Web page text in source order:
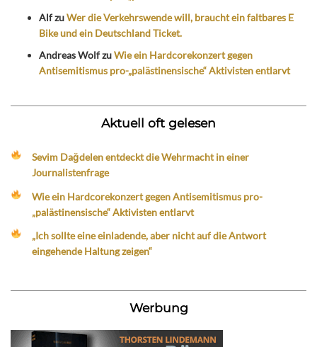
AlfzuWer die Verkehrswende will, braucht ein faltbares E
Bike und ein Deutschland Ticket.
Andreas WolfzuWie ein Hardcorekonzert gegen
Antisemitismus pro-„palästinensische“ Aktivisten entlarvt
Aktuell oft gelesen
Sevim Dağdelen entdeckt die Wehrmacht in einer
Journalistenfrage
Wie ein Hardcorekonzert gegen Antisemitismus pro-
„palästinensische“ Aktivisten entlarvt
„Ich sollte eine einladende, aber nicht auf die Antwort
eingehende Haltung zeigen“
Werbung